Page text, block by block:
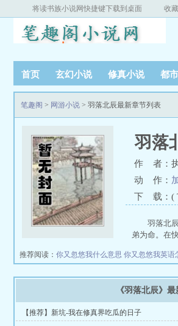
将读书族小说网快捷键下载到桌面 收
首页 玄幻小说 修真小说 都
笔趣阁 > 网游小说 > 羽落北辰最新章节列表
羽落
作 者：
动 作：
下 载：(
羽落北
弟为命。在
推荐阅读： 你又忽悠我什么意思 你又忽悠我英语
《羽落北辰》
【推荐】新坑-我在修真界吃瓜的日子